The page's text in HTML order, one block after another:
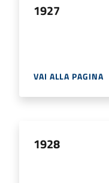
1927
VAI ALLA PAGINA
1928